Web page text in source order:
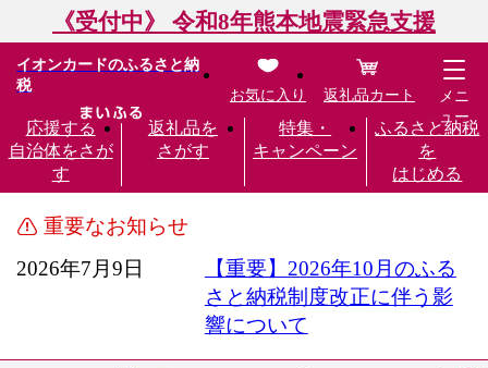
《受付中》 令和8年熊本地震緊急支援
イオンカードのふるさと納
税
応援する
自治体をさが
す
返礼品を
さがす
特集・
キャンペーン
ふるさと納税
を
はじめる
お気に入り 返礼品カート
メニ
ュー
重要なお知らせ
2026年7月9日
【重要】2026年10月のふる
さと納税制度改正に伴う影
響について